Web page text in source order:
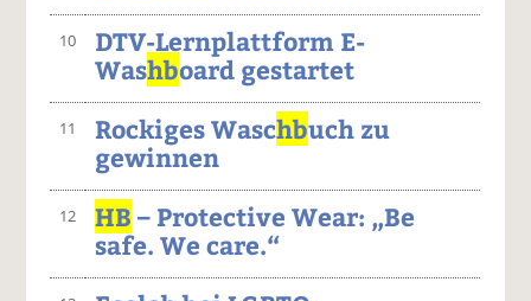
10
DTV-Lernplattform E-
Washboard gestartet
11 Rockiges Waschbuch zu
gewinnen
12 HB – Protective Wear: „Be
safe. We care.“